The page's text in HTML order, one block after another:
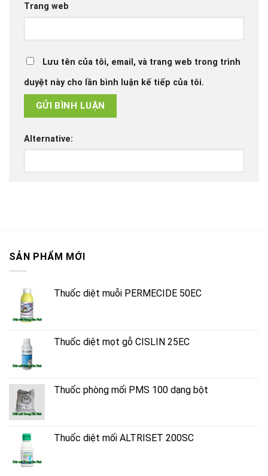
Trang web
Lưu tên của tôi, email, và trang web trong trình
duyệt này cho lần bình luận kế tiếp của tôi.
Alternative:
SẢN PHẨM MỚI
Thuốc diệt muỗi PERMECIDE 50EC
Thuốc diệt mọt gỗ CISLIN 25EC
Thuốc phòng mối PMS 100 dạng bột
Thuốc diệt mối ALTRISET 200SC